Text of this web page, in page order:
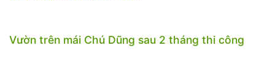
Vườn trên mái Chú Dũng sau 2 tháng thi công